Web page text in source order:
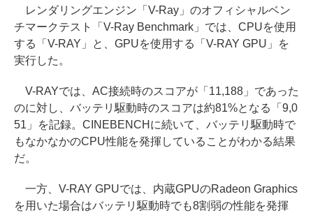
レンダリングエンジン「V-Ray」のオフィシャルベン
チマークテスト「V-Ray Benchmark」では、CPUを使用
する「V-RAY」と、GPUを使用する「V-RAY GPU」を
実行した。
V-RAYでは、AC接続時のスコアが「11,188」であった
のに対し、バッテリ駆動時のスコアは約81%となる「9,0
51」を記録。CINEBENCHに続いて、バッテリ駆動時で
もなかなかのCPU性能を発揮していることがわかる結果
だ。
一方、V-RAY GPUでは、内蔵GPUのRadeon Graphics
を用いた場合はバッテリ駆動時でも8割弱の性能を発揮